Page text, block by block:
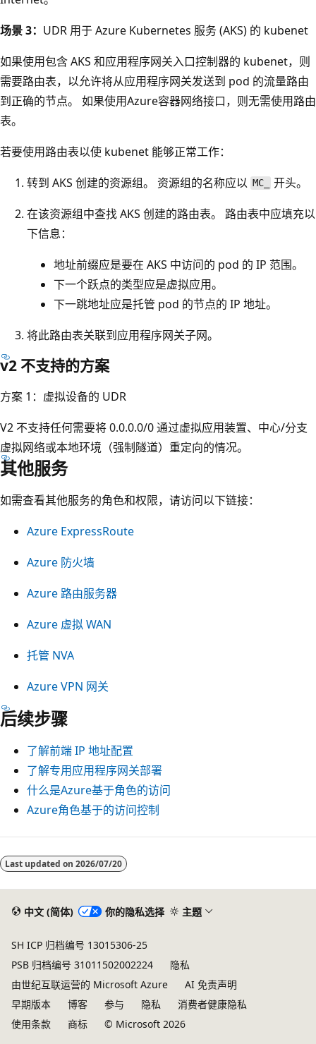
场景 3： UDR 用于 Azure Kubernetes 服务 (AKS) 的 kubenet
如果使用包含 AKS 和应用程序网关入口控制器的 kubenet，则
需要路由表，以允许将从应用程序网关发送到 pod 的流量路由
到正确的节点。 如果使用Azure容器网络接口，则无需使用路由
表。
若要使用路由表以使 kubenet 能够正常工作：
转到 AKS 创建的资源组。 资源组的名称应以 MC_
开头。
在该资源组中查找 AKS 创建的路由表。 路由表中应填充以
下信息：
地址前缀应是要在 AKS 中访问的 pod 的 IP 范围。
下一个跃点的类型应是虚拟应用。
下一跳地址应是托管 pod 的节点的 IP 地址。
将此路由表关联到应用程序网关子网。
v2 不支持的方案
方案 1：虚拟设备的 UDR
V2 不支持任何需要将 0.0.0.0/0 通过虚拟应用装置、中心/分支
虚拟网络或本地环境（强制隧道）重定向的情况。
其他服务
如需查看其他服务的角色和权限，请访问以下链接：
Azure ExpressRoute
Azure 防火墙
Azure 路由服务器
Azure 虚拟 WAN
托管 NVA
Azure VPN 网关
后续步骤
了解前端 IP 地址配置
了解专用应用程序网关部署
什么是Azure基于角色的访问
Azure角色基于的访问控制
Last updated on 2026/07/20
中文 (简体) 你的隐私选择 主题
SH ICP 归档编号 13015306-25
PSB 归档编号 31011502002224
隐私
由世纪互联运营的 Microsoft Azure
AI 免责声明
早期版本
博客 参与 隐私
消费者健康隐私
使用条款
商标 © Microsoft 2026